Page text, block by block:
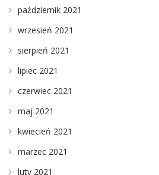
październik 2021
wrzesień 2021
sierpień 2021
lipiec 2021
czerwiec 2021
maj 2021
kwiecień 2021
marzec 2021
luty 2021